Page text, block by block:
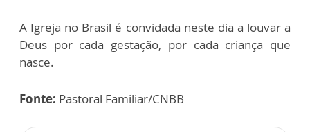
A Igreja no Brasil é convidada neste dia a louvar a
Deus por cada gestação, por cada criança que
nasce.
Fonte: Pastoral Familiar/CNBB